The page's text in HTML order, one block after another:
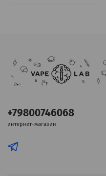
+79800746068
интернет-магазин